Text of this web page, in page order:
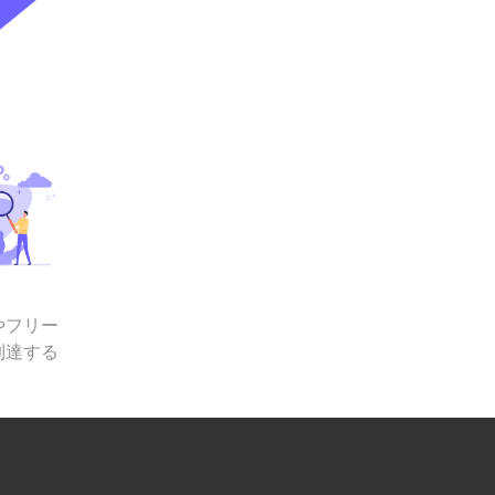
リー
する